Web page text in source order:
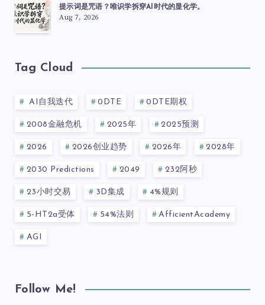
提示词是咒语？唯识学拆穿AI时代的显化学。
Aug 7, 2026
Tag Cloud
AI自我迭代 0DTE 0DTE期权
2008金融危机 2025年 2025预测
2026 2026创业趋势 2026年 2028年
2030 Predictions 2049 232阿秒
23小时交易 3D集成 4%规则
5-HT2a受体 54%法则 AfficientAcademy
AGI
Follow Me!